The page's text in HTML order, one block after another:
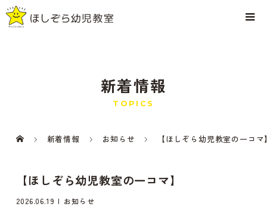
新着情報
TOPICS
新着情報 お知らせ 【ほしぞら幼児教室の一コマ
【ほしぞら幼児教室の一コマ】
2026.06.19 お知らせ